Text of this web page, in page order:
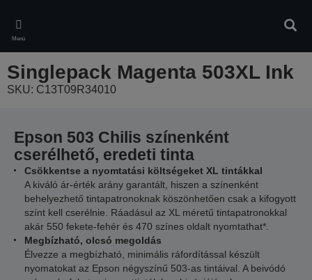
main
content
Menü
Singlepack Magenta 503XL Ink
SKU: C13T09R34010
Epson 503 Chilis színenként
cserélhető, eredeti tinta
Csökkentse a nyomtatási költségeket XL tintákkal
A kiváló ár-érték arány garantált, hiszen a színenként
behelyezhető tintapatronoknak köszönhetően csak a kifogyott
színt kell cserélnie. Ráadásul az XL méretű tintapatronokkal
akár 550 fekete-fehér és 470 színes oldalt nyomtathat*.
Megbízható, olcsó megoldás
Élvezze a megbízható, minimális ráfordítással készült
nyomatokat az Epson négyszínű 503-as tintáival. A beivódó